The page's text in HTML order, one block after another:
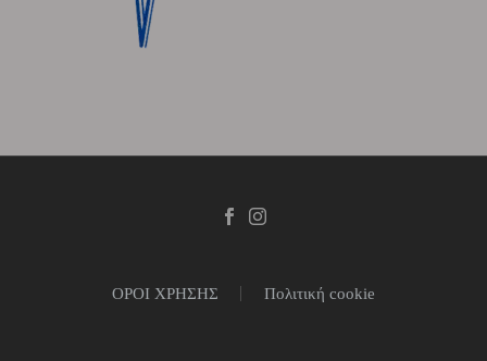
ΟΡΟΙ ΧΡΗΣΗΣ Πολιτική cookie